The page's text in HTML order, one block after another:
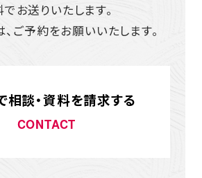
お送りいたします。
ご予約をお願いいたします。
相談・資料を請求する
CONTACT